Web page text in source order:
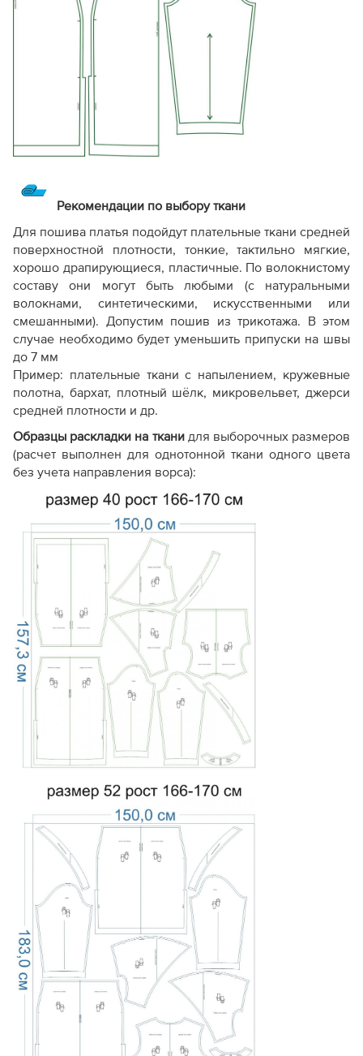
Рекомендации по выбору ткани
Для пошива платья подойдут плательные ткани средней
поверхностной плотности, тонкие, тактильно мягкие,
хорошо драпирующиеся, пластичные. По волокнистому
составу они могут быть любыми (с натуральными
волокнами, синтетическими, искусственными или
смешанными). Допустим пошив из трикотажа. В этом
случае необходимо будет уменьшить припуски на швы
до 7 мм
Пример: плательные ткани с напылением, кружевные
полотна, бархат, плотный шёлк, микровельвет, джерси
средней плотности и др.
Образцы раскладки на ткани для выборочных размеров
(расчет выполнен для однотонной ткани одного цвета
без учета направления ворса):